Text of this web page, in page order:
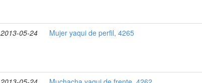
2013-05-24 Mujer yaqui de perfil, 4265